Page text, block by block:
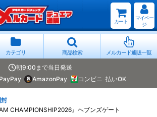
カート
マイペー
ジ
カテゴリ 商品検索 メルカード通販一覧
朝9:00まで当日発送
PayPay AmazonPay コンビニ 払いOK
CHAMPIONSHIP2026』ヘブンズゲート